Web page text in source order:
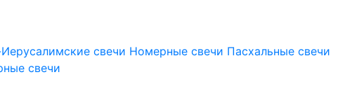
свечи Номерные свечи Пасхальные свечи
свечи